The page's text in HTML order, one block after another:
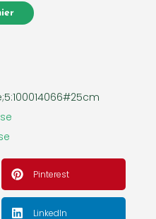
Pinterest
LinkedIn